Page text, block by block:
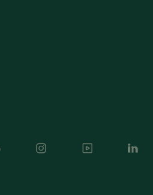
Instagram Youtube